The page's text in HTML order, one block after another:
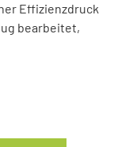
Effizienzdruck
bearbeitet,